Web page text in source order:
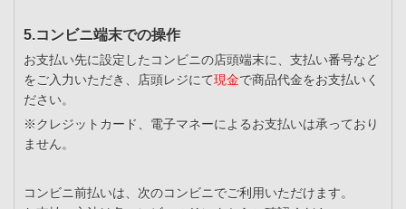
5.コンビニ端末での操作
お支払い先に設定したコンビニの店頭端末に、支払い番号など
をご入力いただき、店頭レジにて現金で商品代金をお支払いく
ださい。
※クレジットカード、電子マネーによるお支払いは承っており
ません。
コンビニ前払いは、次のコンビニでご利用いただけます。